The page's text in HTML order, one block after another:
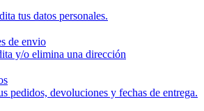
tus datos personales.
de envio
y/o elimina una dirección
pedidos, devoluciones y fechas de entrega.